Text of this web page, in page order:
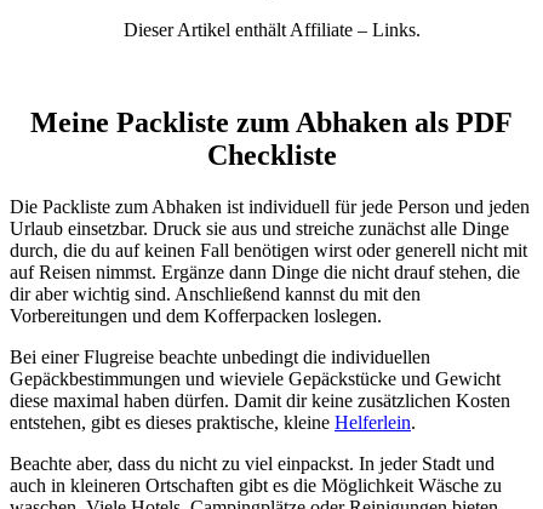
Dieser Artikel enthält Affiliate – Links.
Meine Packliste zum Abhaken als PDF
Checkliste
Die Packliste zum Abhaken ist individuell für jede Person und jeden
Urlaub einsetzbar. Druck sie aus und streiche zunächst alle Dinge
durch, die du auf keinen Fall benötigen wirst oder generell nicht mit
auf Reisen nimmst. Ergänze dann Dinge die nicht drauf stehen, die
dir aber wichtig sind. Anschließend kannst du mit den
Vorbereitungen und dem Kofferpacken loslegen.
Bei einer Flugreise beachte unbedingt die individuellen
Gepäckbestimmungen und wieviele Gepäckstücke und Gewicht
diese maximal haben dürfen. Damit dir keine zusätzlichen Kosten
entstehen, gibt es dieses praktische, kleine Helferlein.
Beachte aber, dass du nicht zu viel einpackst. In jeder Stadt und
auch in kleineren Ortschaften gibt es die Möglichkeit Wäsche zu